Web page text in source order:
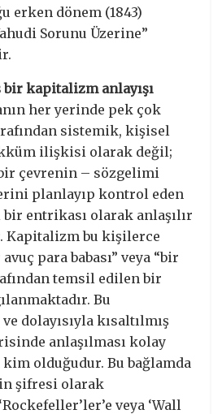
erken dönem (1843)
Sorunu Üzerine”
kapitalizm anlayışı
her yerinde pek çok
sistemik, kişisel
ilişkisi olarak değil;
çevrenin – sözgelimi
planlayıp kontrol eden
entrikası olarak anlaşılır
Kapitalizm bu kişilerce
para babası” veya “bir
temsil edilen bir
Bu
dolayısıyla kısaltılmış
anlaşılması kolay
olduğudur. Bu bağlamda
şifresi olarak
veya ‘Wall